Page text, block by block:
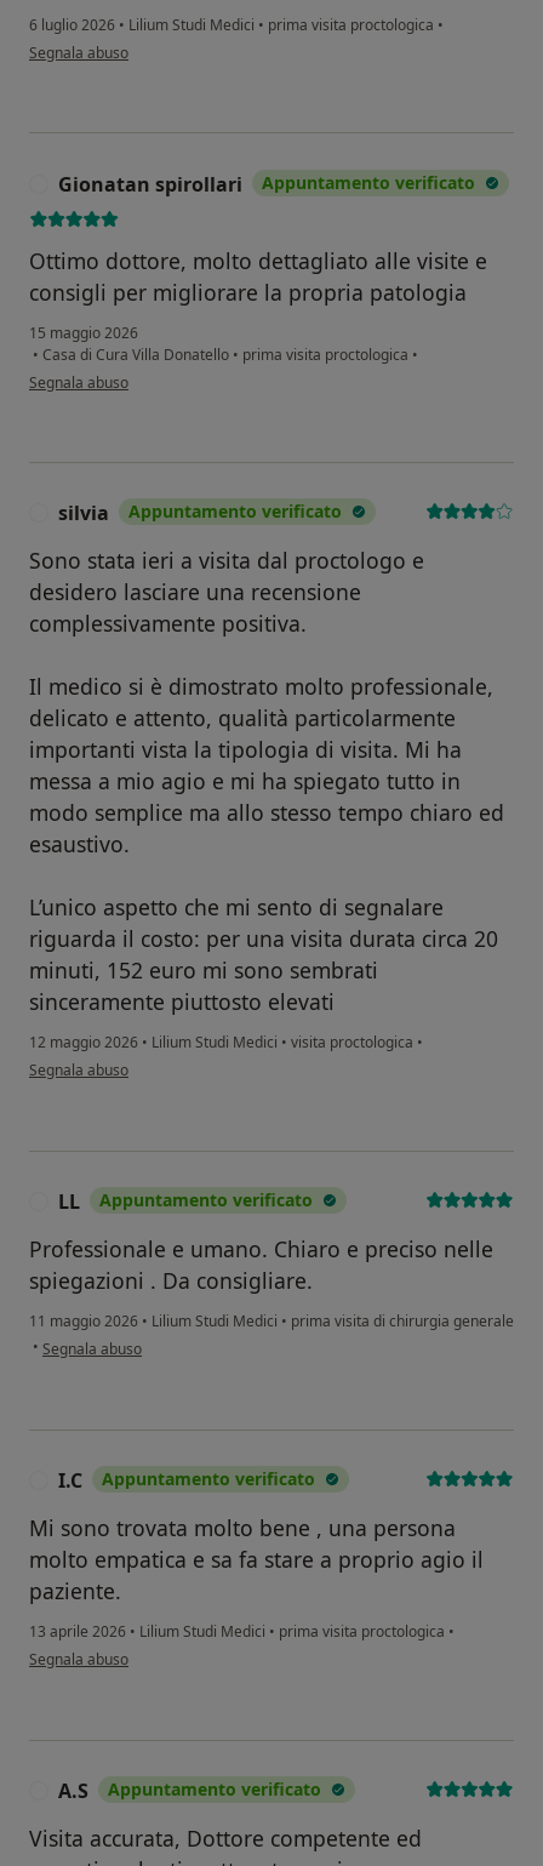
6 luglio 2026 • Lilium Studi Medici • prima visita proctologica •
secondo l'opinione dell'utente AS
Segnala abuso
Gionatan spirollari Appuntamento verificato
Ottimo dottore, molto dettagliato alle visite e
consigli per migliorare la propria patologia
15 maggio 2026
• Casa di Cura Villa Donatello • prima visita proctologica •
secondo l'opinione dell'utente Gionatan spirollari
Segnala abuso
silvia Appuntamento verificato
Sono stata ieri a visita dal proctologo e
desidero lasciare una recensione
complessivamente positiva.
Il medico si è dimostrato molto professionale,
delicato e attento, qualità particolarmente
importanti vista la tipologia di visita. Mi ha
messa a mio agio e mi ha spiegato tutto in
modo semplice ma allo stesso tempo chiaro ed
esaustivo.
L’unico aspetto che mi sento di segnalare
riguarda il costo: per una visita durata circa 20
minuti, 152 euro mi sono sembrati
sinceramente piuttosto elevati
12 maggio 2026 • Lilium Studi Medici • visita proctologica •
secondo l'opinione dell'utente silvia
Segnala abuso
LL Appuntamento verificato
Professionale e umano. Chiaro e preciso nelle
spiegazioni . Da consigliare.
11 maggio 2026 • Lilium Studi Medici • prima visita di chirurgia generale
• secondo l'opinione dell'utente LL
Segnala abuso
I.C Appuntamento verificato
Mi sono trovata molto bene , una persona
molto empatica e sa fa stare a proprio agio il
paziente.
13 aprile 2026 • Lilium Studi Medici • prima visita proctologica •
secondo l'opinione dell'utente I.C
Segnala abuso
A.S Appuntamento verificato
Visita accurata, Dottore competente ed